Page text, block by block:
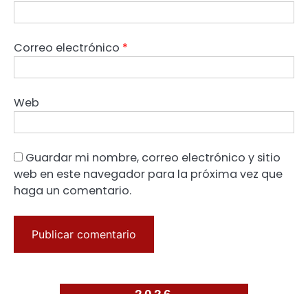
Correo electrónico *
Web
Guardar mi nombre, correo electrónico y sitio
web en este navegador para la próxima vez que
haga un comentario.